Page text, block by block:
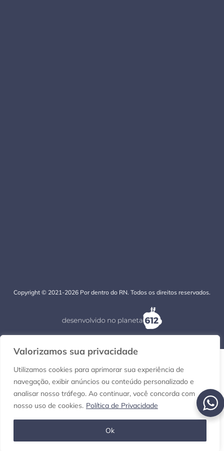
Valorizamos sua privacidade
Utilizamos cookies para aprimorar sua experiência de
navegação, exibir anúncios ou conteúdo personalizado e
analisar nosso tráfego. Ao continuar, você concorda com
nosso uso de cookies. Política de Privacidade
Ok
Copyright © 2021-2026 Por dentro do RN. Todos os direitos reservados.